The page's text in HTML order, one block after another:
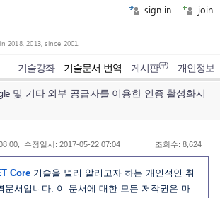
sign in join
2018, 2013, since 2001.
기술강좌 기술문서 번역 게시판(구) 개인정보
및 기타 외부 공급자를 이용한 인증 활성화시
수정일시: 2017-05-22 07:04 조회수: 8,624
Core 기술을 널리 알리고자 하는 개인적인 취
문서입니다. 이 문서에 대한 모든 저작권은 마